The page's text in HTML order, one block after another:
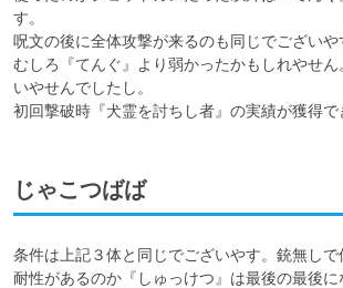
す。
呪文の後に全体攻撃が来るのも同じでございや
むしろ『てんぐ』より弱かったかもしれやせ
いやせんでしたし。
じゃこつばば
条件は上記３体と同じでございやす。銃無しで
耐性があるのか『しゅっけつ』は最後の最後